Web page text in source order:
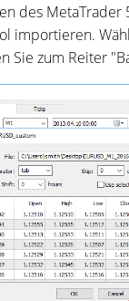
des MetaTrader
importieren.
Sie zum Reiter